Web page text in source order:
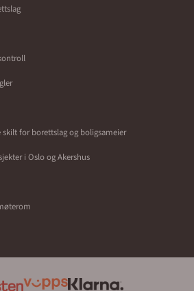
for borettslag og boligsameier
i Oslo og Akershus